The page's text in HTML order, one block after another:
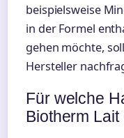
beispielsweise
in der Formel
gehen möchte,
Hersteller
Für welche
Biotherm Lait